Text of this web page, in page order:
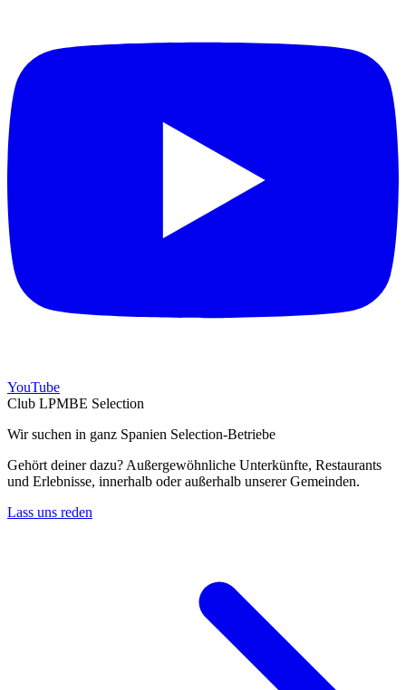
YouTube
Club LPMBE Selection
Wir suchen in ganz Spanien Selection-Betriebe
Gehört deiner dazu? Außergewöhnliche Unterkünfte, Restaurants
und Erlebnisse, innerhalb oder außerhalb unserer Gemeinden.
Lass uns reden